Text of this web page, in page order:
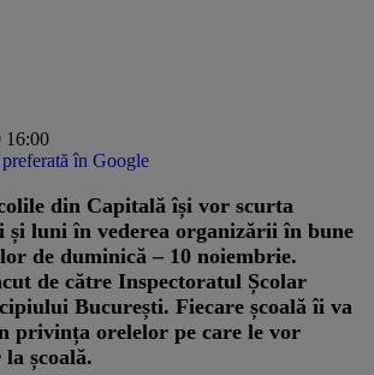
16:00
în Google
din Capitală își vor scurta
luni în vederea organizării în bune
de duminică – 10 noiembrie.
de către Inspectoratul Școlar
București. Fiecare școală îi va
privința orelelor pe care le vor
școală.